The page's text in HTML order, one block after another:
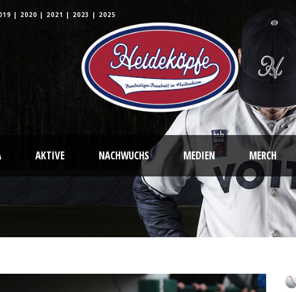
| 2020 | 2021 | 2023 | 2025
AKTIVE NACHWUCHS MEDIEN MERCH